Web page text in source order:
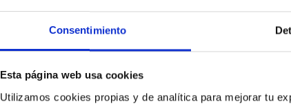
Consentimiento
Esta página web usa cookies
Utilizamos cookies propias y de analítica para mejorar tu
Entrar
Solicitar Contraseña